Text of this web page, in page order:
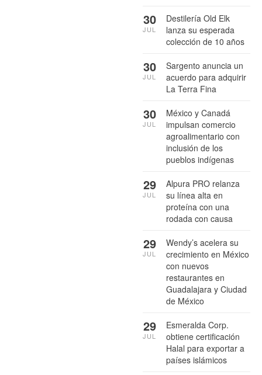
Destilería Old Elk
lanza su esperada
colección de 10 años
30
JUL
Sargento anuncia un
acuerdo para adquirir
La Terra Fina
30
JUL
México y Canadá
impulsan comercio
agroalimentario con
inclusión de los
pueblos indígenas
30
JUL
Alpura PRO relanza
su línea alta en
proteína con una
rodada con causa
29
JUL
Wendy’s acelera su
crecimiento en México
con nuevos
restaurantes en
Guadalajara y Ciudad
de México
29
JUL
Esmeralda Corp.
obtiene certificación
Halal para exportar a
países islámicos
29
JUL